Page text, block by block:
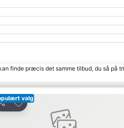
finde præcis det samme tilbud, du så på
valg
Del
Føj til favoritter